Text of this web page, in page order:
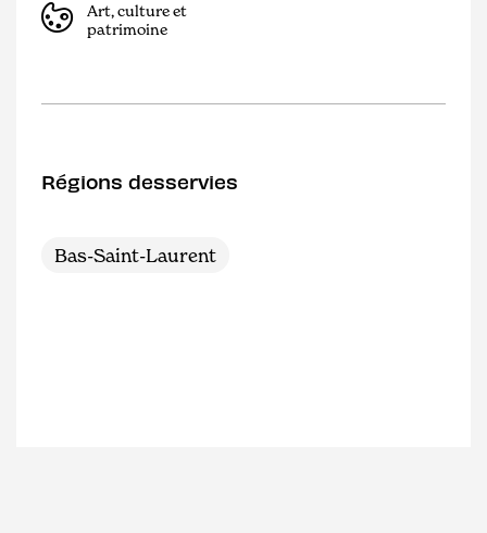
Art, culture et
patrimoine
Régions desservies
Bas-Saint-Laurent